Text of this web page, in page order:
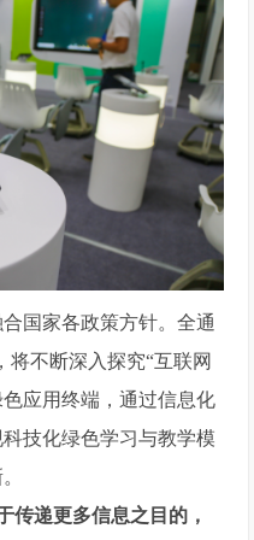
国家各政策方针。全通
将不断深入探究“互联网
应用终端，通过信息化
技化绿色学习与教学模
传递更多信息之目的，